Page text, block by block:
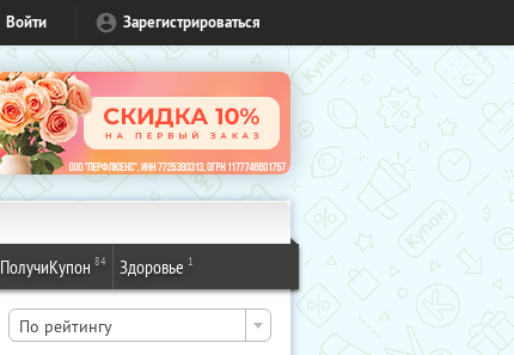
Войти Зарегистрироваться
ПолучиКупон 84 Здоровье 1
По рейтингу